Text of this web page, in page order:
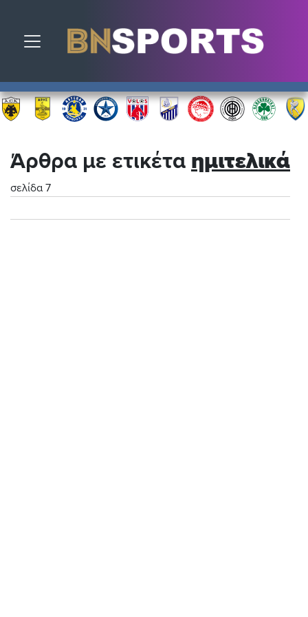
Toggle navigation
Άρθρα με ετικέτα ημιτελικά
σελίδα 7